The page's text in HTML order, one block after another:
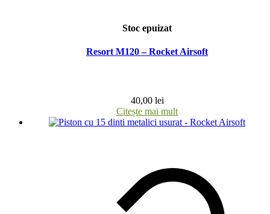
Stoc epuizat
Resort M120 – Rocket Airsoft
40,00 lei
Citește mai mult